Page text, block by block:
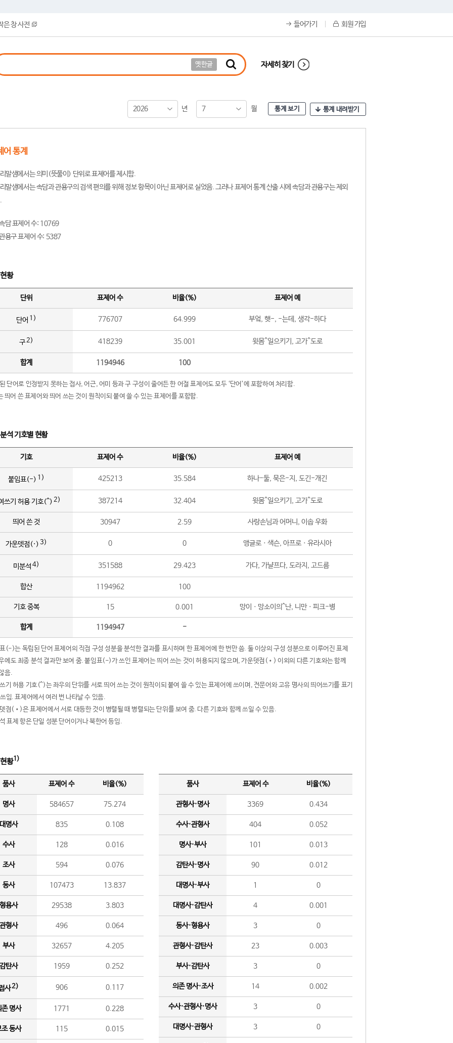
은 창 사전 들어가기 회원 가입
옛한글 자세히 찾기
2026 년 7 월 통계 보기 통계 내려받기
어 통계
말샘에서는 의미(뜻풀이) 단위로 표제어를 제시함.
말샘에서는 속담과 관용구의 검색 편의를 위해 정보 항목이 아닌 표제어로 실었음. 그러나 표제어 통계 산출 시에 속담과 관용구는 제외
담 표제어 수: 10769
용구 표제어 수: 5387
황
단위 표제어 수 비율(%) 표제어 예
단어 1) 776707 64.999 부엌, 햇-, -는데, 생각-하다
구2) 418239 35.001 윗몸^일으키기, 고가^도로
합계 1194946 100
단어로 인정받지 못하는 접사, 어근, 어미 등과 구 구성이 줄어든 한 어절 표제어도 모두 ‘단어’에 포함하여 처리함.
띄어 쓴 표제어와 띄어 쓰는 것이 원칙이되 붙여 쓸 수 있는 표제어를 포함함.
석 기호별 현황
기호 표제어 수 비율(%) 표제어 예
붙임표(-) 1) 425213 35.584 하나-둘, 묵은-지, 도긴-개긴
쓰기 허용 기호(^) 2) 387214 32.404 윗몸^일으키기, 고가^도로
띄어 쓴 것 30947 2.59 사랑손님과 어머니, 이솝 우화
가운뎃점(·) 3) 0 0 앵글로ㆍ색슨, 아프로ㆍ유라시아
미분석 4) 351588 29.423 가다, 가냘프다, 도라지, 고드름
합산 1194962 100
기호 중복 15 0.001 망이ㆍ망소이의^난, 니만ㆍ피크-병
합계 1194947 -
(-)는 독립된 단어 표제어의 직접 구성 성분을 분석한 결과를 표시하며 한 표제어에 한 번만 씀. 둘 이상의 구성 성분으로 이루어진 표제
에도 최종 분석 결과만 보여 줌. 붙임표(-)가 쓰인 표제어는 띄어 쓰는 것이 허용되지 않으며, 가운뎃점(•) 이외의 다른 기호와는 함께
음.
기 허용 기호(^)는 좌우의 단위를 서로 띄어 쓰는 것이 원칙이되 붙여 쓸 수 있는 표제어에 쓰이며, 전문어와 고유 명사의 띄어쓰기를 표기
임. 표제어에서 여러 번 나타날 수 있음.
점(•)은 표제어에서 서로 대등한 것이 병렬될 때 병렬되는 단위를 보여 줌. 다른 기호와 함께 쓰일 수 있음.
표제 항은 단일 성분 단어이거나 북한어 등임.
황1)
품사 표제어 수 비율(%)
명사 584657 75.274
명사 835 0.108
수사 128 0.016
조사 594 0.076
동사 107473 13.837
용사 29538 3.803
형사 496 0.064
부사 32657 4.205
탄사 1959 0.252
사2) 906 0.117
존 명사 1771 0.228
조 동사 115 0.015
품사 표제어 수 비율(%)
관형사·명사 3369 0.434
수사·관형사 404 0.052
명사·부사 101 0.013
감탄사·명사 90 0.012
대명사·부사 1 0
대명사·감탄사 4 0.001
동사·형용사 3 0
관형사·감탄사 23 0.003
부사·감탄사 3 0
의존 명사·조사 14 0.002
수사·관형사·명사 3 0
대명사·관형사 3 0